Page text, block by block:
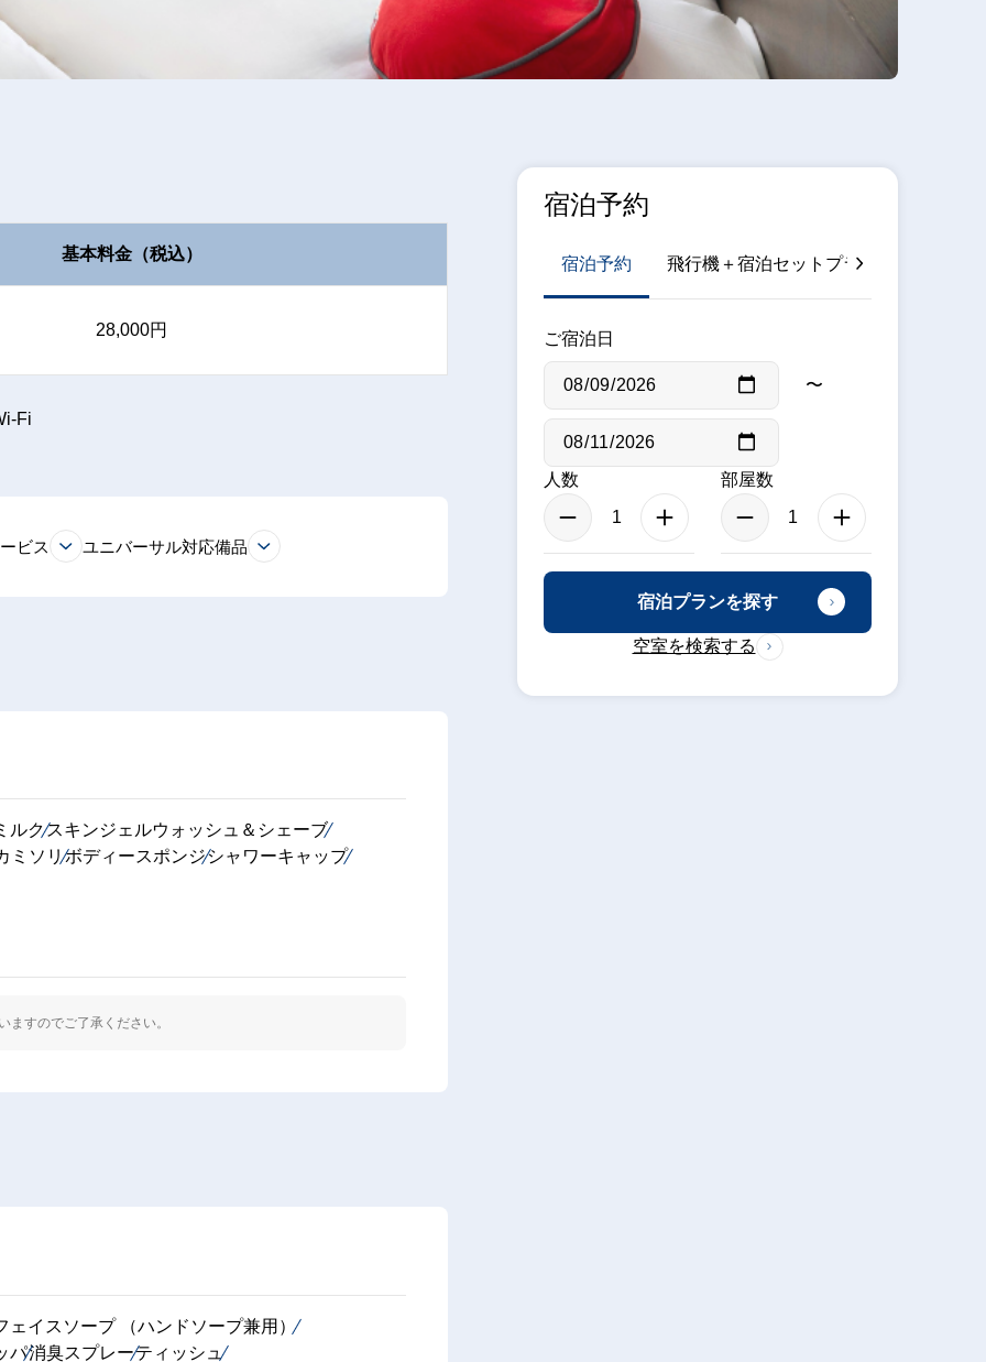
基本料金（税込）
28,000円
Fi
ビス ユニバーサル対応備品
ルクスキンジェルウォッシュ＆シェーブ
ミソリボディースポンジシャワーキャップ
すのでご了承ください。
ェイスソープ （ハンドソープ兼用）
パ消臭スプレーティッシュ
宿泊予約
宿泊予約 飛行機＋宿泊セットプラン
ご宿泊日
〜
人数 部屋数
宿泊プランを探す
空室を検索する